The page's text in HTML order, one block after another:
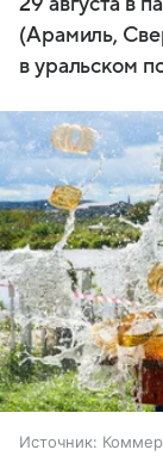
(Арамиль,
в уральском
Источник: